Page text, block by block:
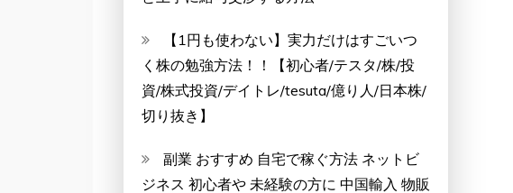
【1円も使わない】実力だけはすごいつ
く株の勉強方法！！【初心者/テスタ/株/投
資/株式投資/デイトレ/tesuta/億り人/日本株/
切り抜き】
副業 おすすめ 自宅で稼ぐ方法 ネットビ
ジネス 初心者や 未経験の方に 中国輸入 物販